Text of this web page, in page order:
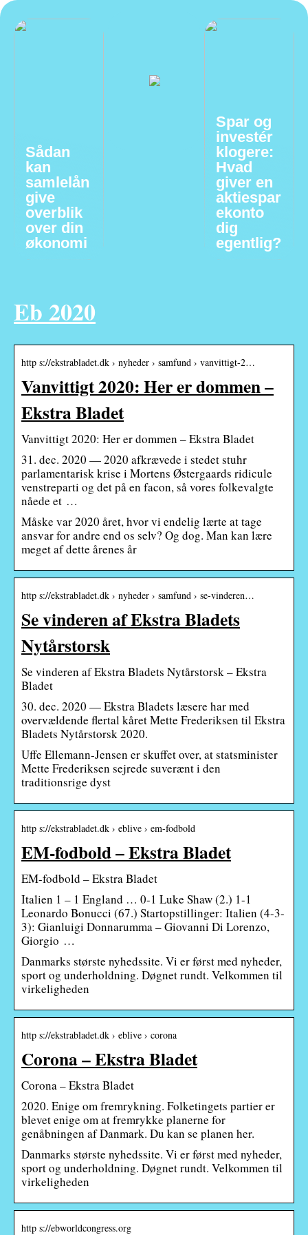
Sådan
kan
samlelån
give
overblik
over din
økonomi
Spar og
investér
klogere:
Hvad
giver en
aktiespar
ekonto
dig
egentlig?
Eb 2020
http s://ekstrabladet.dk › nyheder › samfund › vanvittigt-2…
Vanvittigt 2020: Her er dommen –
Ekstra Bladet
Vanvittigt 2020: Her er dommen – Ekstra Bladet
31. dec. 2020 — 2020 afkrævede i stedet stuhr
parlamentarisk krise i Mortens Østergaards ridicule
venstreparti og det på en facon, så vores folkevalgte
nåede et …
Måske var 2020 året, hvor vi endelig lærte at tage
ansvar for andre end os selv? Og dog. Man kan lære
meget af dette årenes år
http s://ekstrabladet.dk › nyheder › samfund › se-vinderen…
Se vinderen af Ekstra Bladets
Nytårstorsk
Se vinderen af Ekstra Bladets Nytårstorsk – Ekstra
Bladet
30. dec. 2020 — Ekstra Bladets læsere har med
overvældende flertal kåret Mette Frederiksen til Ekstra
Bladets Nytårstorsk 2020.
Uffe Ellemann-Jensen er skuffet over, at statsminister
Mette Frederiksen sejrede suverænt i den
traditionsrige dyst
http s://ekstrabladet.dk › eblive › em-fodbold
EM-fodbold – Ekstra Bladet
EM-fodbold – Ekstra Bladet
Italien 1 – 1 England … 0-1 Luke Shaw (2.) 1-1
Leonardo Bonucci (67.) Startopstillinger: Italien (4-3-
3): Gianluigi Donnarumma – Giovanni Di Lorenzo,
Giorgio …
Danmarks største nyhedssite. Vi er først med nyheder,
sport og underholdning. Døgnet rundt. Velkommen til
virkeligheden
http s://ekstrabladet.dk › eblive › corona
Corona – Ekstra Bladet
Corona – Ekstra Bladet
2020. Enige om fremrykning. Folketingets partier er
blevet enige om at fremrykke planerne for
genåbningen af Danmark. Du kan se planen her.
Danmarks største nyhedssite. Vi er først med nyheder,
sport og underholdning. Døgnet rundt. Velkommen til
virkeligheden
http s://ebworldcongress.org